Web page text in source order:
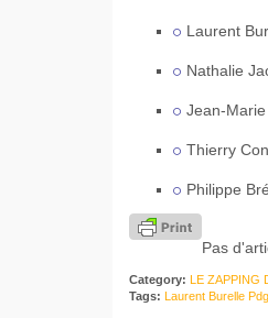
Laurent
Nathalie
Jean-
Thierry
Philippe
Pas
Category: LE ZAPPING
Tags: Laurent Burelle